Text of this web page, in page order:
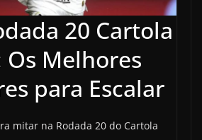
20 Cartola
Os Melhores
para Escalar
mitar na Rodada 20 do Cartola